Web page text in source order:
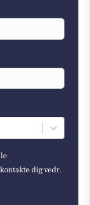
dig vedr.